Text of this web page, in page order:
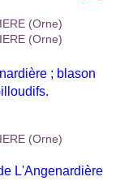
; blason
L'Angenardière